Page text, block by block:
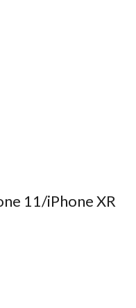
11/iPhone XR